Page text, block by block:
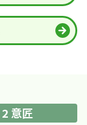
2 意匠